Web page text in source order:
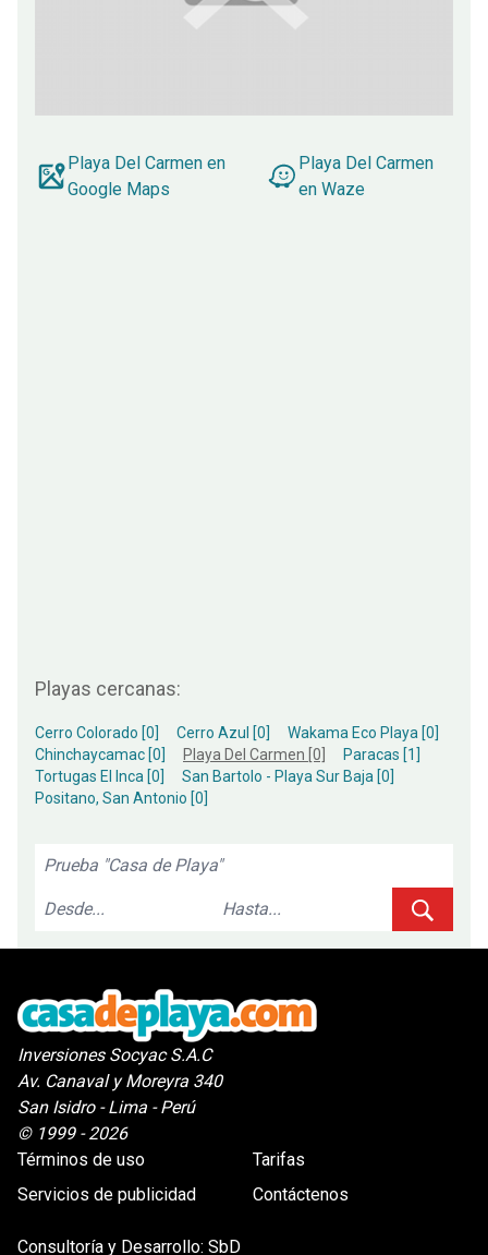
Playa Del Carmen en
Google Maps
Playa Del Carmen
en Waze
Playas cercanas:
Cerro Colorado [0] Cerro Azul [0]
Wakama Eco Playa [0]
Chinchaycamac [0]
Playa Del Carmen [0]
Paracas [1]
Tortugas El Inca [0]
San Bartolo - Playa Sur Baja [0]
Positano, San Antonio [0]
Inversiones Socyac S.A.C
Av. Canaval y Moreyra 340
San Isidro - Lima - Perú
© 1999 - 2026
Términos de uso
Tarifas
Servicios de publicidad
Contáctenos
Consultoría y Desarrollo: SbD